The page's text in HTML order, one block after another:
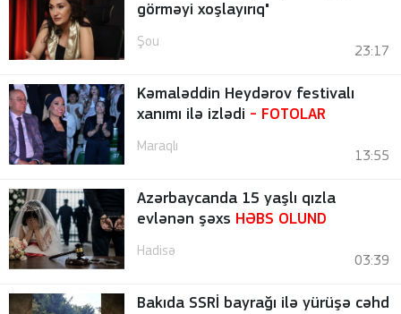
görməyi xoşlayırıq"
Şou
23:17
Kəmaləddin Heydərov festivalı
xanımı ilə izlədi - FOTOLAR
Maraqlı
13:55
Azərbaycanda 15 yaşlı qızla
evlənən şəxs HƏBS OLUND
Hadisə
03:39
Bakıda SSRİ bayrağı ilə yürüşə cəhd